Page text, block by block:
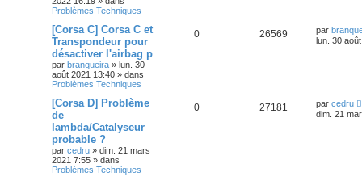
Problèmes Techniques
[Corsa C] Corsa C et
Transpondeur pour
désactiver l'airbag p
par branqueira » lun. 30
août 2021 13:40 » dans
Problèmes Techniques
0 26569 par
lun. 30
[Corsa D] Problème
de
lambda/Catalyseur
probable ?
par cedru » dim. 21 mars
2021 7:55 » dans
Problèmes Techniques
0 27181 par cedru
dim. 21